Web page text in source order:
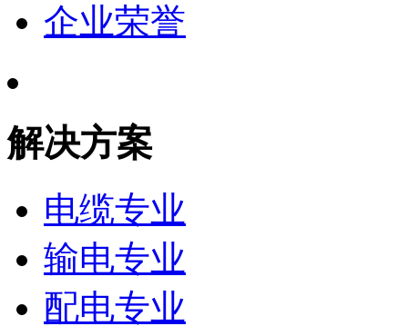
企业荣誉
解决方案
电缆专业
输电专业
配电专业